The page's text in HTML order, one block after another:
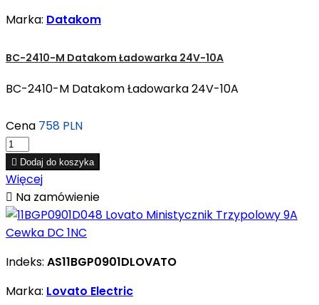
Marka: Datakom
BC-2410-M Datakom Ładowarka 24V-10A
BC-2410-M Datakom Ładowarka 24V-10A
Cena 758 PLN
 Dodaj do koszyka
Więcej
 Na zamówienie
Indeks: AS11BGP0901DLOVATO
Marka: Lovato Electric